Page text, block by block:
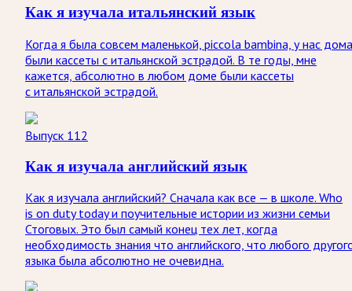
Как я изучала итальянский язык
Когда я была совсем маленькой, piccola bambina, у нас дома
были кассеты с итальянской эстрадой. В те годы, мне
кажется, абсолютно в любом доме были кассеты
с итальянской эстрадой.
Выпуск 112
Как я изучала английский язык
Как я изучала английский? Сначала как все — в школе. Who
is on duty today и поучительные истории из жизни семьи
Стоговых. Это был самый конец тех лет, когда
необходимость знания что английского, что любого
языка была абсолютно не очевидна.